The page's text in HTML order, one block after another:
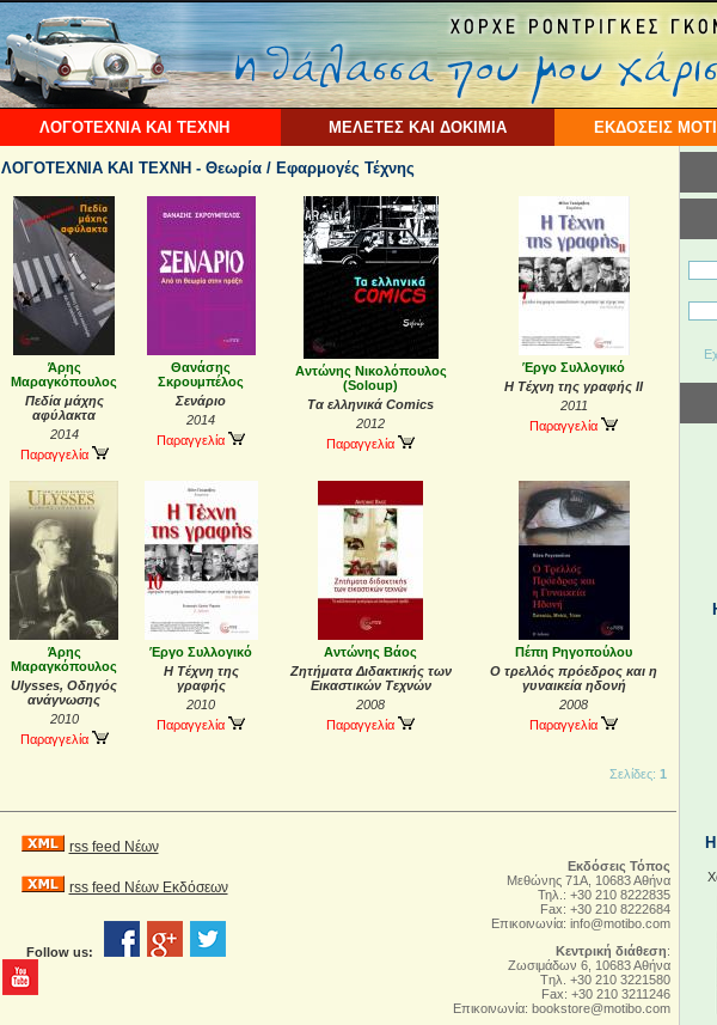
ΛΟΓΟΤΕΧΝΙΑ ΚΑΙ ΤΕΧΝΗ ΜΕΛΕΤΕΣ ΚΑΙ ΔΟΚΙΜΙΑ ΕΚΔΟΣΕΙΣ
ΛΟΓΟΤΕΧΝΙΑ ΚΑΙ ΤΕΧΝΗ - Θεωρία / Εφαρμογές Τέχνης
Άρης
Μαραγκόπουλος
Πεδία μάχης
αφύλακτα
2014
Παραγγελία
Θανάσης
Σκρουμπέλος
Σενάριο
2014
Παραγγελία
Αντώνης Νικολόπουλος
(Soloup)
Τα ελληνικά Comics
2012
Παραγγελία
Έργο Συλλογικό
Η Τέχνη της γραφής ΙΙ
2011
Παραγγελία
Άρης
Μαραγκόπουλος
Ulysses, Οδηγός
ανάγνωσης
2010
Παραγγελία
Έργο Συλλογικό
Η Τέχνη της
γραφής
2010
Παραγγελία
Αντώνης Βάος
Ζητήματα Διδακτικής των
Εικαστικών Τεχνών
2008
Παραγγελία
Πέπη Ρηγοπούλου
Ο τρελλός πρόεδρος και η
γυναικεία ηδονή
2008
Παραγγελία
Σελίδες: 1
rss feed Νέων
rss feed Νέων Εκδόσεων
Follow us:
Εκδόσεις Τόπος
Μεθώνης 71Α, 10683 Αθήνα
Τηλ.: +30 210 8222835
Fax: +30 210 8222684
Επικοινωνία: info@motibo.com
Κεντρική διάθεση:
Zωσιμάδων 6, 10683 Αθήνα
Tηλ. +30 210 3221580
Fax: +30 210 3211246
Επικοινωνία: bookstore@motibo.com